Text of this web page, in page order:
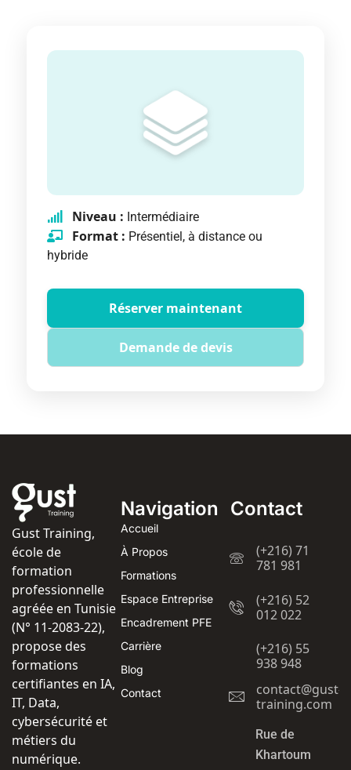
Niveau : Intermédiaire
Format : Présentiel, à distance ou
hybride
Réserver maintenant
Demande de devis
Gust Training,
école de
formation
professionnelle
agréée en Tunisie
(N° 11-2083-22),
propose des
formations
certifiantes en IA,
IT, Data,
cybersécurité et
métiers du
numérique.
Navigation
Accueil
À Propos
Formations
Espace Entreprise
Encadrement PFE
Carrière
Blog
Contact
Contact
(+216) 71
781 981
(+216) 52
012 022
(+216) 55
938 948
contact@gust-
training.com
Rue de
Khartoum